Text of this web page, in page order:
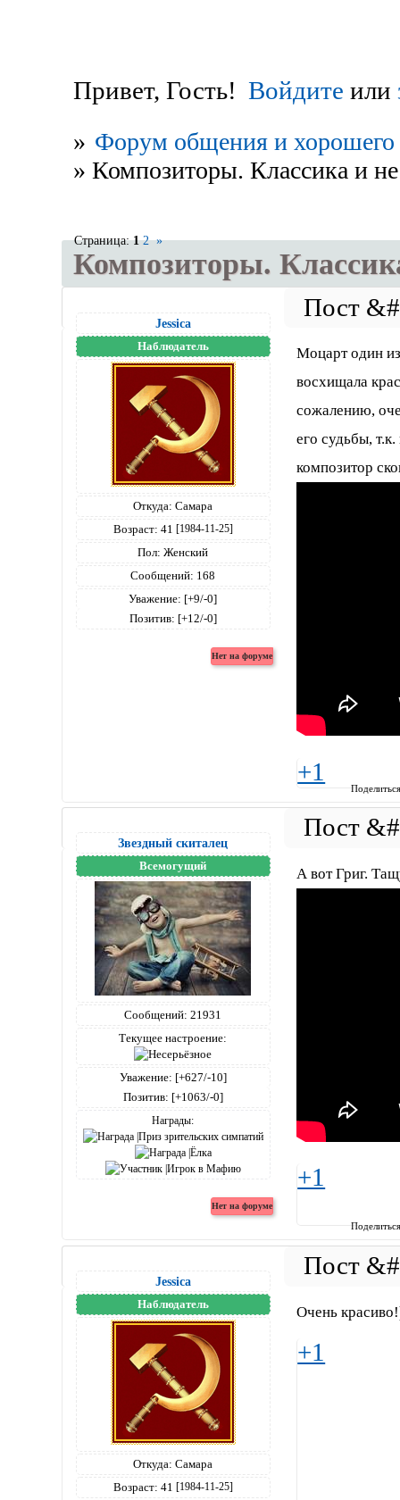
Привет, Гость! Войдите или
» Форум общения и хорошего
» Композиторы. Классика и
Композиторы.
Страница:1 2 »
Jessica
Наблюдатель
Откуда: Самара
Возраст: 41 [1984-11-25]
Пол: Женский
Сообщений: 168
Уважение: [+9/-0]
Позитив: [+12/-0]
Моцарт один
восхищала
сожалению,
его судьбы,
композитор
+1
Звездный скиталец
Всемогущий
Сообщений: 21931
Текущее настроение:
Уважение: [+627/-10]
Позитив: [+1063/-0]
Награды:
А вот Григ.
+1
Jessica
Наблюдатель
Откуда: Самара
Возраст: 41 [1984-11-25]
Очень
+1